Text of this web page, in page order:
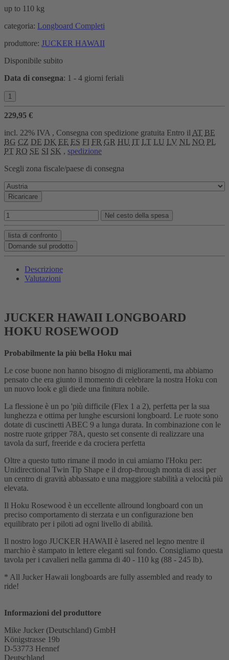
up to 110 kg
categoria: Longboard Completi
produttore: JUCKER HAWAII
Disponibile subito
Data di consegna: 1 - 4 giorni feriali
229,95 €
incl. 22% IVA , Consegna con spedizione gratuita Entro ilAT BE
BG CZ DE DK EE ES FI FR GR HU IT LT LU LV NL NO PL
PT RO SE SI SK , spedizione
Scegli zona fiscale/paese di consegna
Ricaricare
Nel cesto della spesa
lista di confronto
Domande sul prodotto
Descrizione
Valutazioni
JUCKER HAWAII LONGBOARD
HOKU ROSEWOOD
Probabilmente la più bella Hoku mai
Le cose buone non hanno bisogno di miglioramenti, ma abbiamo
pensato che era giunto il momento di celebrare la nostra Hoku con
un nuovo look e gli diede una finitura nobile.
La flessione è un po 'più difficile (Flex 1 a 2), perfetta per la sua
lunghezza e ottima per lunghe escursioni longboard. Le ruote sono
dotate di cuscinetti ABEC 9 a lunga durata. In combinazione con le
nostre ruote gripper 78A, questo set consente di realizzare una
tavola da surf, freeride e da crociera perfetta
Oltre a questo tutto rimane il modo in cui amiamo l'Hoku per:
Unidirectional Twin Tip Shape e il drop-through monta di assi per
un centro di gravità abbassato e una maggiore stabilità a velocità più
elevata.
Il Hoku Rosewood è un eccellente allround longboard con un
preciso comportamento di sterzata e un configurazione ben
equilibrato per i piloti ad ogni livello di abilità.
Il nostro logo JUCKER HAWAII è lasered nel legno mentre il
marchio è stampato in lettere eleganti sul fondo. Consigliamo questa
tavola per i cavalieri nella gamma di 40 - 110 kg (88 - 245 lb).
* All Jucker Hawaii longboards are fully assembled and ready to
ride!
Informazioni del produttore
Mike Jucker (Deutschland) GmbH
Königstrasse 19b
D-53773 Hennef
Deutschland